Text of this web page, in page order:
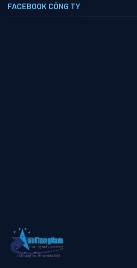
FACEBOOK CÔNG TY